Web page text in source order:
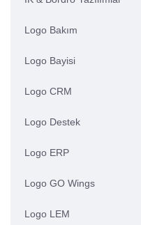
Logo Bakım
Logo Bayisi
Logo CRM
Logo Destek
Logo ERP
Logo GO Wings
Logo LEM